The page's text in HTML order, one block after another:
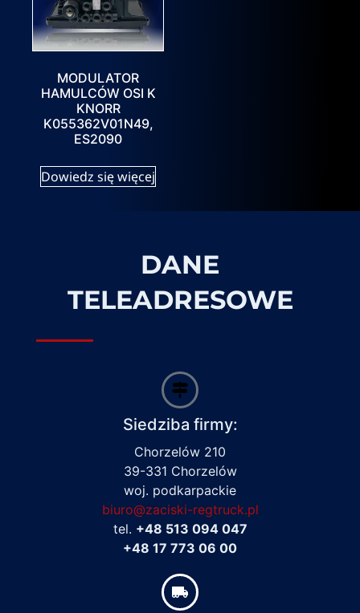
MODULATOR
HAMULCÓW OSI K
KNORR
K055362V01N49,
ES2090
Dowiedz się więcej
DANE
TELEADRESOWE
Siedziba firmy:
Chorzelów 210
39-331 Chorzelów
woj. podkarpackie
biuro@zaciski-regtruck.pl
tel. +48 513 094 047
+48 17 773 06 00